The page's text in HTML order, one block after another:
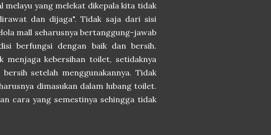
melayu yang melekat dikepala kita tidak
dan dijaga". Tidak saja dari sisi
mall seharusnya bertanggung-jawab
berfungsi dengan baik dan bersih.
menjaga kebersihan toilet, setidaknya
setelah menggunakannya. Tidak
dimasukan dalam lubang toilet.
cara yang semestinya sehingga tidak